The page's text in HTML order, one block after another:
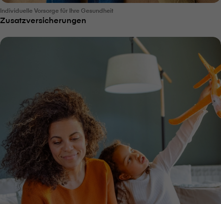
Individuelle Vorsorge für Ihre Gesundheit
Zusatzversicherungen